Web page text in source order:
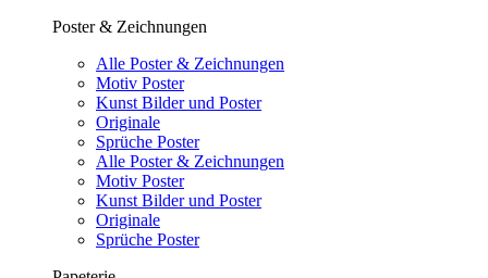
Poster & Zeichnungen
Alle Poster & Zeichnungen
Motiv Poster
Kunst Bilder und Poster
Originale
Sprüche Poster
Alle Poster & Zeichnungen
Motiv Poster
Kunst Bilder und Poster
Originale
Sprüche Poster